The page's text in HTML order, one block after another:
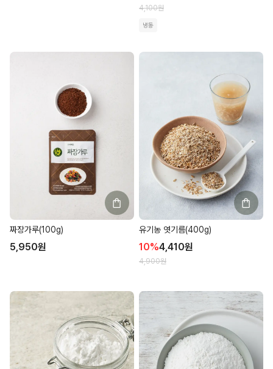
4,100원
냉동
짜장가루(100g)
5,950원
유기농 엿기름(400g)
10%4,410원
4,900원